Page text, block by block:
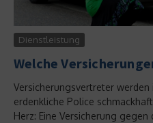
Dienstleistung
Welche
Versicherungsvertreter
erdenkliche Police
Herz: Eine Versicherung